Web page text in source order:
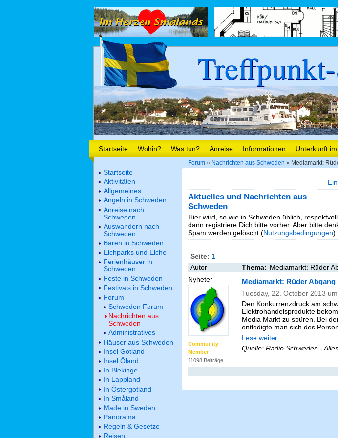
Startseite Wohin? Was tun? Anreise Informationen Unterkunft
Forum » Nachrichten aus Schweden » Mediamarkt:
Aktuelles und Nachrichten aus
Schweden
Hier wird, so wie in Schweden üblich,
dann registriere Dich bitte vorher. Aber bitte
Spam werden gelöscht (Nutzungsbedingungen).
Seite: 1
Autor
Thema: Mediamarkt: Rüder
Nyheter
Community
Member
11098 Beiträge
Mediamarkt: Rüder Abgang
Tuesday, 22. October 2013
Den Konkurrenzdruck am
Elektrohandelsprodukte
Media Markt zu spüren. Bei
entledigte man sich des
Lese weiter ...
Quelle: Radio Schweden -
Startseite
Aktivitäten
Allgemeines
Angeln in Schweden
Anreise nach
Schweden
Auswandern nach
Schweden
Bären in Schweden
Elchparks und Elche
Ferienhäuser in
Schweden
Feste in Schweden
Festivals in Schweden
Forum
Schweden Forum
Nachrichten aus
Schweden
Administratives
Häuser aus Schweden
Insel Gotland
Insel Öland
In Blekinge
In Lappland
In Östergotland
In Småland
Made in Sweden
Panorama
Regeln & Gesetze
Reisen